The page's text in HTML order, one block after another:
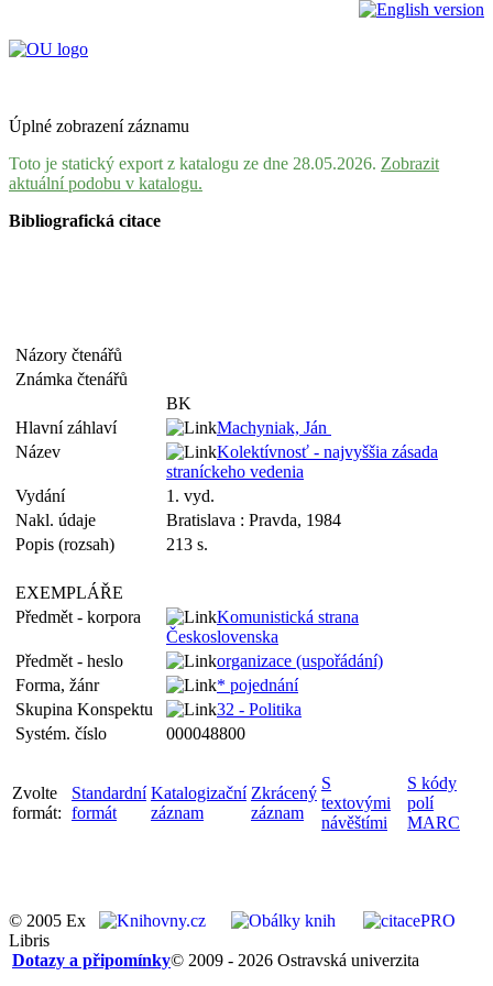
Úplné zobrazení záznamu
Toto je statický export z katalogu ze dne 28.05.2026. Zobrazit
aktuální podobu v katalogu.
Bibliografická citace
Názory čtenářů
Známka čtenářů
BK
Hlavní záhlaví
Machyniak, Ján
Název
Kolektívnosť - najvyššia zásada
straníckeho vedenia
Vydání
1. vyd.
Nakl. údaje
Bratislava : Pravda, 1984
Popis (rozsah)
213 s.
EXEMPLÁŘE
Předmět - korpora
Komunistická strana
Československa
Předmět - heslo
organizace (uspořádání)
Forma, žánr
* pojednání
Skupina Konspektu
32 - Politika
Systém. číslo
000048800
Zvolte
formát:
Standardní
formát
Katalogizační
záznam
Zkrácený
záznam
S
textovými
návěštími
S kódy
polí
MARC
© 2005 Ex
Libris
© 2009 - 2026 Ostravská univerzita
Dotazy a připomínky